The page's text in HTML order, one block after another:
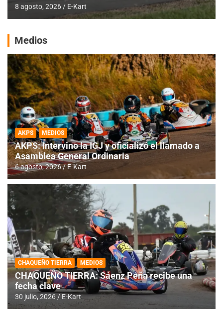
8 agosto, 2026 E-Kart
Medios
AKPS MEDIOS
AKPS: Intervino la IGJ y oficializó el llamado a
Asamblea General Ordinaria
6 agosto, 2026 E-Kart
CHAQUEÑO TIERRA MEDIOS
CHAQUEÑO TIERRA: Sáenz Peña recibe una
fecha clave
30 julio, 2026 E-Kart